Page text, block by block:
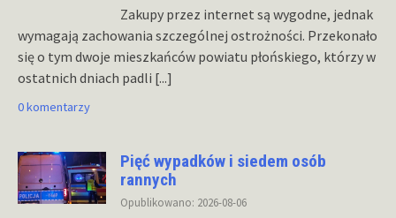
Zakupy przez internet są wygodne, jednak
wymagają zachowania szczególnej ostrożności. Przekonało
się o tym dwoje mieszkańców powiatu płońskiego, którzy w
ostatnich dniach padli [...]
0 komentarzy
Pięć wypadków i siedem osób
rannych
Opublikowano: 2026-08-06